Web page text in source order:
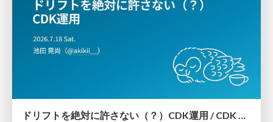
ドリフトを絶対に許さない（？）CDK運用 / CDK Ops with Zero Tolerance for Drifts (?)